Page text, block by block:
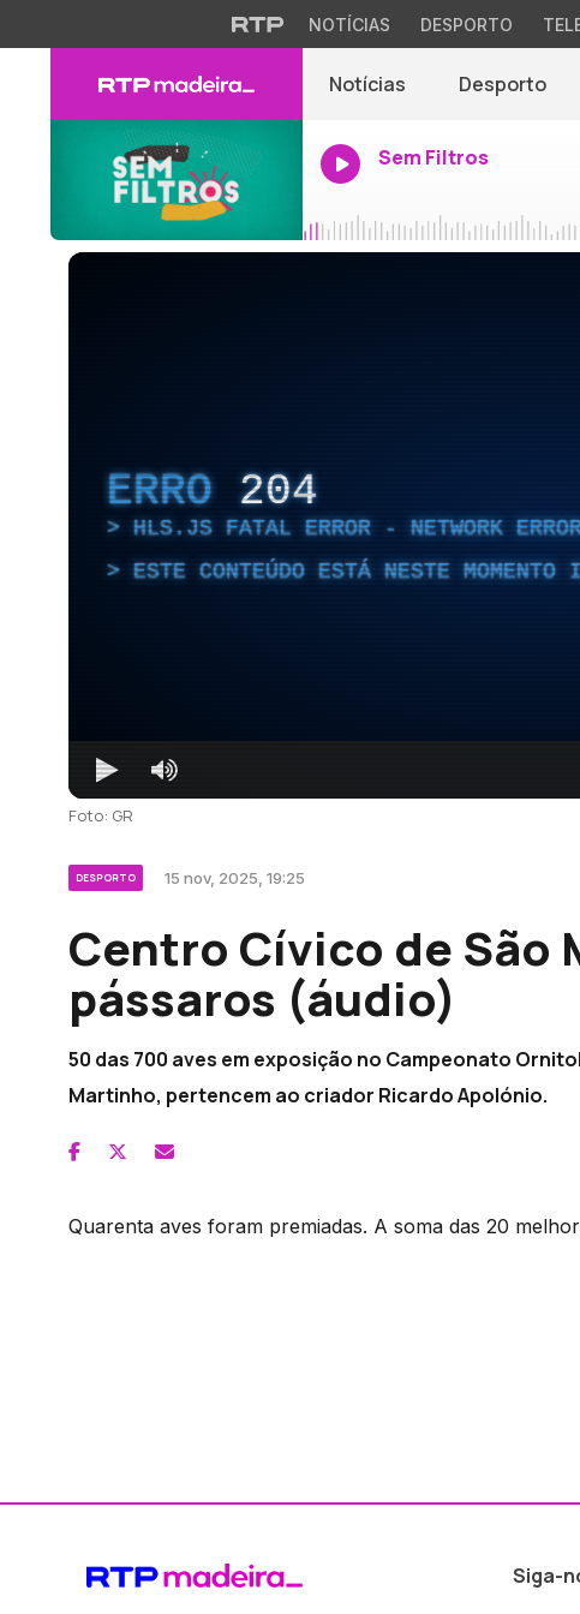
NOTÍCIAS DESPORTO
Notícias Desporto
Sem Filtros
ERRO 204
HLS.JS FATAL ERROR - NETWORK
ESTE CONTEÚDO ESTÁ NESTE MOMENTO
Foto: GR
DESPORTO 15 nov, 2025, 19:25
Centro Cívico de São
pássaros (áudio)
50 das 700 aves em exposição no Campeonato
Martinho, pertencem ao criador Ricardo Apolónio.
Quarenta aves foram premiadas. A soma das 20
Siga-